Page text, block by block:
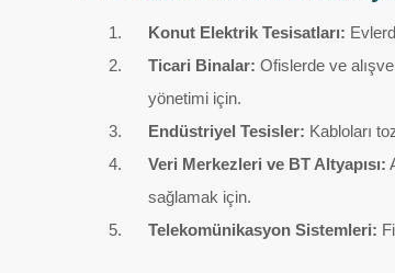
Konut Elektrik Tesisatları:
Ticari Binalar: Ofislerde ve
yönetimi için.
Endüstriyel Tesisler: Kabloları
Veri Merkezleri ve BT Altyapısı:
sağlamak için.
Telekomünikasyon Sistemleri: